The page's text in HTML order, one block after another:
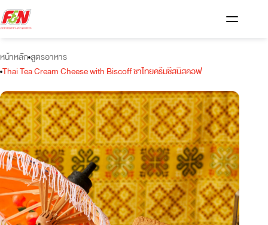
หน้าหลักสูตรอาหาร
Thai Tea Cream Cheese with Biscoff ชาไทยครีมชีสบิสคอฟ